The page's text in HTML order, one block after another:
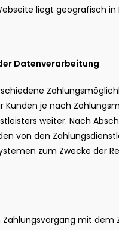
liegt geografisch
Datenverarbeitung
Kunden je nach
weiter. Nach
von den
zum Zwecke der
mit dem